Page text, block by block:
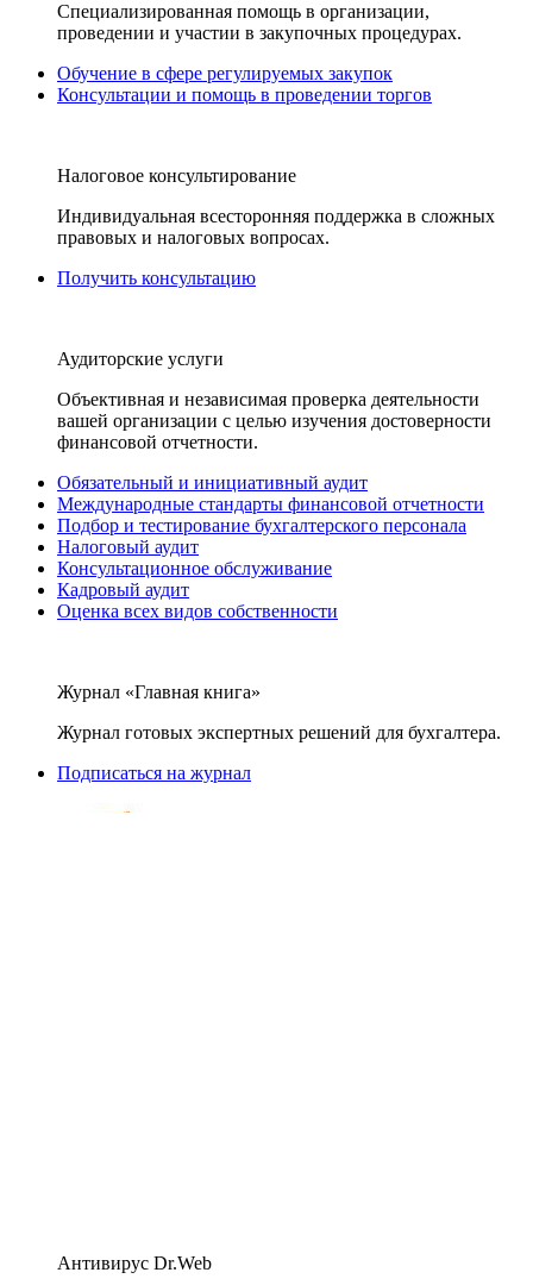
Специализированная помощь в организации,
проведении и участии в закупочных процедурах.
Обучение в сфере регулируемых закупок
Консультации и помощь в проведении торгов
Налоговое консультирование
Индивидуальная всесторонняя поддержка в сложных
правовых и налоговых вопросах.
Получить консультацию
Аудиторские услуги
Объективная и независимая проверка деятельности
вашей организации с целью изучения достоверности
финансовой отчетности.
Обязательный и инициативный аудит
Международные стандарты финансовой отчетности
Подбор и тестирование бухгалтерского персонала
Налоговый аудит
Консультационное обслуживание
Кадровый аудит
Оценка всех видов собственности
Журнал «Главная книга»
Журнал готовых экспертных решений для бухгалтера.
Подписаться на журнал
Антивирус Dr.Web